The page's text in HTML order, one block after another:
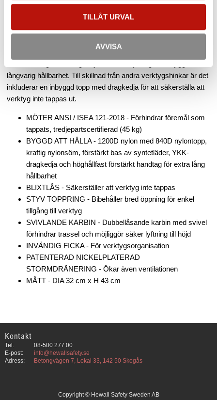
TILLÅT URVAL
AVVISA
Arsenal® 5974 lyftbag/verktygsväska med svivlande karbin är
certifierat enligt ANSI / ISEA 121-2018 - förebyggande av tappade
objekt och säker förvaring samt åtkomst av handverktyg, små
1200D nylon - plus en 840D nylon topp, syntetiskt läder botten
långvarig hållbarhet. Till skillnad från andra verktygshinkar är det
inkluderar en inbyggd topp med dragkedja för att säkerställa att
verktyg inte tappas ut.
MÖTER ANSI / ISEA 121-2018 - Förhindrar föremål som
tappats, tredjepartscertifierad (45 kg)
BYGGD ATT HÅLLA - 1200D nylon med 840D nylontopp,
kraftig nylonsöm, förstärkt bas av syntetläder, YKK-
dragkedja och höghållfast förstärkt handtag för extra lång
hållbarhet
BLIXTLÅS - Säkerställer att verktyg inte tappas
STYV TOPPRING - Bibehåller bred öppning för enkel
tillgång till verktyg
SVIVLANDE KARBIN - Dubbellåsande karbin med svivel
förhindrar trassel och möjliggör säker lyftning till höjd
INVÄNDIG FICKA - För verktygsorganisation
PATENTERAD NICKELPLATERAD
STORMDRÄNERING - Ökar även ventilationen
MÅTT - DIA 32 cm x H 43 cm
Kontakt
Tel:
08-500 277 00
E-post:
info@hewallsafety.se
Adress:
Betongvägen 7, Lokal 33, 142 50 Skogås
Copyright © Hewall Safety Sweden AB